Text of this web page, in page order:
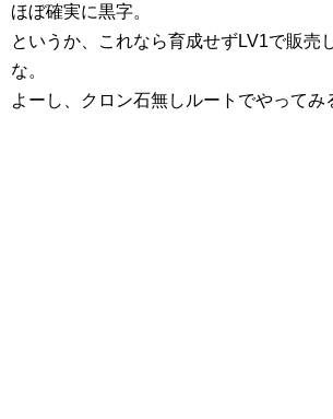
ほぼ確実に黒字。
というか、これなら育成せずLV1で販売
な。
よーし、クロン石無しルートでやってみ